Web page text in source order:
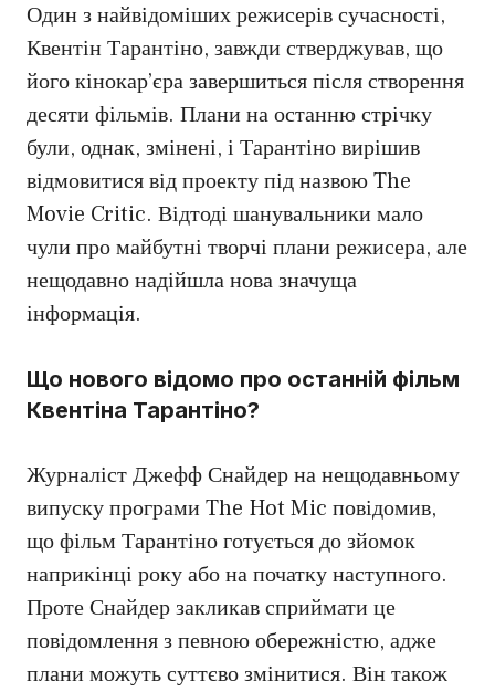
Один з найвідоміших режисерів сучасності,
Квентін Тарантіно, завжди стверджував, що
його кінокар’єра завершиться після створення
десяти фільмів. Плани на останню стрічку
були, однак, змінені, і Тарантіно вирішив
відмовитися від проекту під назвою The
Movie Critic. Відтоді шанувальники мало
чули про майбутні творчі плани режисера, але
нещодавно надійшла нова значуща
інформація.
Що нового відомо про останній фільм
Квентіна Тарантіно?
Журналіст Джефф Снайдер на нещодавньому
випуску програми The Hot Mic повідомив,
що фільм Тарантіно готується до зйомок
наприкінці року або на початку наступного.
Проте Снайдер закликав сприймати це
повідомлення з певною обережністю, адже
плани можуть суттєво змінитися. Він також